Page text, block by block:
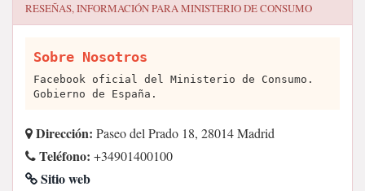
RESEÑAS, INFORMACIÓN PARAMINISTERIO DE CONSUMO
Sobre Nosotros
Facebook oficial del Ministerio de Consumo.
Gobierno de España.
Dirección: Paseo del Prado 18, 28014 Madrid
Teléfono: +34901400100
Sitio web